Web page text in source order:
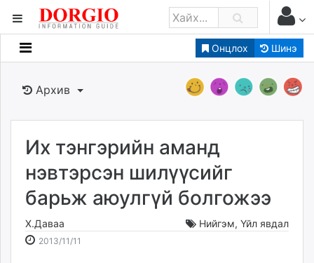
Онцлох Шинэ
Мэдээллийн
Банк санхүү
Бизнес ААН
Төрийн
dorgio.mn
Gogo.mn
caak.mn
Архив
Их тэнгэрийн аманд
нэвтэрсэн шилүүсийг
барьж аюулгүй болгожээ
Х.Даваа Нийгэм, Үйл явдал
2013/11/11